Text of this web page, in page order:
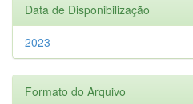
Data de Disponibilização
2023
Formato do Arquivo